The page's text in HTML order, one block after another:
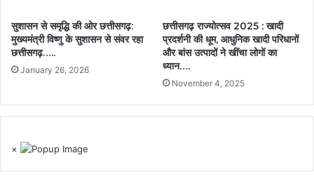
सुशासन से समृद्धि की ओर छत्तीसगढ़:
मुख्यमंत्री विष्णु के सुशासन से संवर रहा
छत्तीसगढ़…..
January 26, 2026
छत्तीसगढ़ राज्योत्सव 2025 : खादी
प्रदर्शनी की धूम, आधुनिक खादी परिधानों
और बांस उत्पादों ने खींचा लोगों का
ध्यान….
November 4, 2025
×